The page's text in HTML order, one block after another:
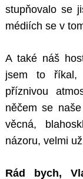
stupňovalo se
médiích se v
A také náš
jsem to říkal,
příznivou
něčem se
věcná,
názoru, velmi
Rád bych,